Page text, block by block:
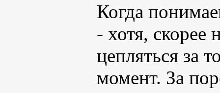
Когда
- хотя, скорее
цепляться за
момент. За